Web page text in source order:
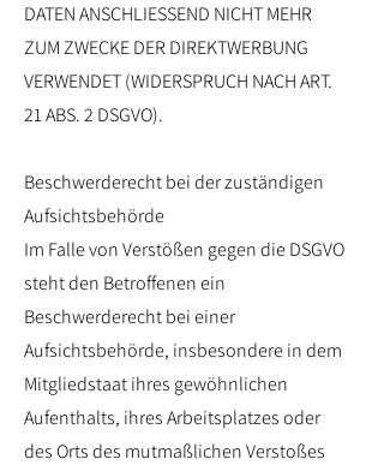
DATEN ANSCHLIESSEND NICHT MEHR
ZUM ZWECKE DER DIREKTWERBUNG
VERWENDET (WIDERSPRUCH NACH ART.
21 ABS. 2 DSGVO).
Beschwerderecht bei der zuständigen
Aufsichtsbehörde
Im Falle von Verstößen gegen die DSGVO
steht den Betroffenen ein
Beschwerderecht bei einer
Aufsichtsbehörde, insbesondere in dem
Mitgliedstaat ihres gewöhnlichen
Aufenthalts, ihres Arbeitsplatzes oder
des Orts des mutmaßlichen Verstoßes